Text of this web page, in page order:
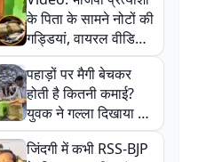
के पिता के सामने नोटों की
गड्डियां, वायरल वीडियो
से राजनीति में उबाल,
अजित महतो बोले- TMC
की गंदी चाल
पहाड़ों पर मैगी बेचकर
होती है कितनी कमाई?
युवक ने गल्ला दिखाया तो
नौकरी वालों के खड़े हो गए
कान
जिंदगी में कभी RSS-BJP